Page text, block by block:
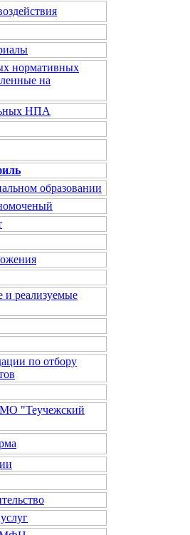
нормативных
на
НПА
образовании
и реализуемые
по отбору
МО "Теучежский